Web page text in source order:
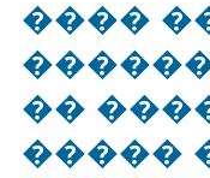
����
��
�����